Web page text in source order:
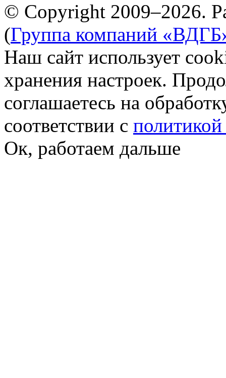
© Copyright 2009–2026.
(Группа компаний
Наш сайт использует
хранения настроек.
соглашаетесь на
соответствии с
Ок, работаем дальше